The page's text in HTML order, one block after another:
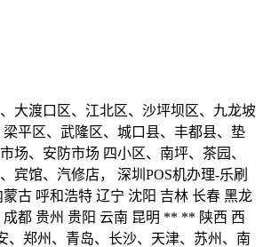
大渡口区、江北区、沙坪坝区、九龙坡
平区、武隆区、城口县、丰都县、垫
场、安防市场 四小区、南坪、茶园、
宾馆、汽修店， 深圳POS机办理-乐刷
古 呼和浩特 辽宁 沈阳 吉林 长春 黑龙
都 贵州 贵阳 云南 昆明 ** ** 陕西 西
、郑州、青岛、长沙、天津、苏州、南